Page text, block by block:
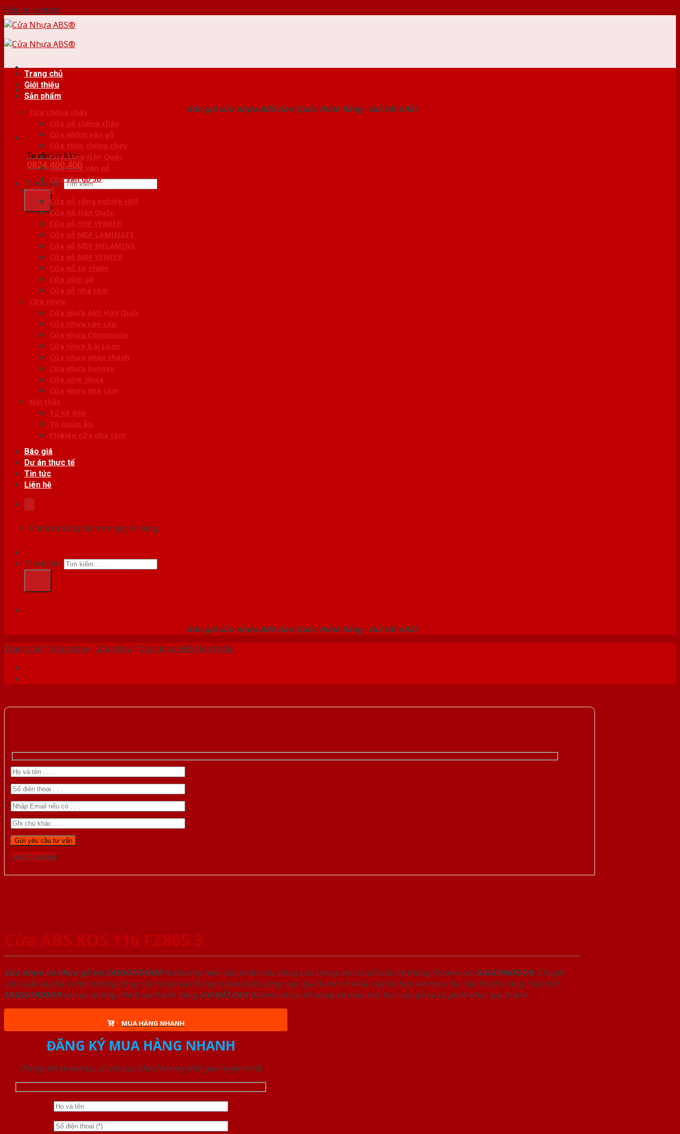
Skip to content
Báo giá cửa nhựa ABS Hàn Quốc chính hãng - Giá tốt nhất
Tư vấn bán hàng
0824.400.400
Tìm kiếm:
Trang chủ
Giới thiệu
Sản phẩm
Cửa chống cháy
Cửa gỗ chống cháy
Cửa nhôm vân gỗ
Cửa thép chống cháy
Cửa Thép Hàn Quốc
Cửa thép vân gỗ
Cửa vân gỗ 5D
Cửa gỗ
Cửa gỗ công nghiệp HDF
Cửa Gỗ Hàn Quốc
Cửa gỗ HDF VENEER
Cửa gỗ MDF LAMINATE
Cửa gỗ MDF MELAMINE
Cửa gỗ MDF VENEER
Cửa gỗ tự nhiên
Cửa vòm gỗ
Cửa gỗ nhà tắm
Cửa nhựa
Cửa nhựa ABS Hàn Quốc
Cửa nhựa cao cấp
Cửa nhựa Composite
Cửa nhựa Đài Loan
Cửa nhựa ghép thanh
Cửa nhựa Sungyu
Cửa vòm nhựa
Cửa nhựa nhà tắm
Nội thất
Tủ Kệ Bếp
Tủ Quần Áo
Phụ kiện cửa nhà tắm
Báo giá
Dự án thực tế
Tin tức
Liên hệ
Chưa có sản phẩm trong giỏ hàng.
Tìm kiếm:
Báo giá cửa nhựa ABS Hàn Quốc chính hãng - Giá tốt nhất
Trang chủ /Sản phẩm /Cửa nhựa /Cửa nhựa ABS Hàn Quốc
Gọi 0976.169.864
Cửa ABS KOS 116 FZ805 3
Cửa nhựa và nhựa gỗ tại SAIGONDOORlà thương hiệu sản phẩm các dòng cửa trong một chuỗi các hệ thống Showroom SAIGONDOOR. Chuyên
sản xuất và phân phối những dòng cửa nhựa và hỗ hợp nhựa chất lượng cao, giá thành rẻ nhất và phù hợp với mọi nhu cầu khách hàng. Trên hết,
SAIGONDOORcòn có những chính sách bán hàng ƯU ĐÃI CAOđi kèm với sự đa dạng về mẫu mã, loại cửa gỗ và cả phân khúc giá thành.
MUA HÀNG NHANH
ĐĂNG KÝ MUA HÀNG NHANH
Chúng tôi sẽ liên lạc lại với quý khách trong thời gian ngắn nhất